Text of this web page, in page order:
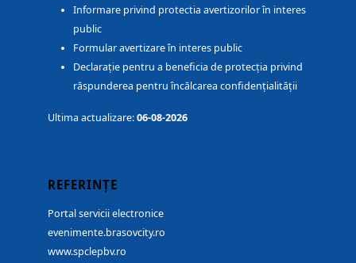
Informare privind protectia avertizorilor în interes
public
Formular avertizare în interes public
Declarație pentru a beneficia de protecția privind
răspunderea pentru încălcarea confidențialității
Ultima actualizare:06-08-2026
REFERINȚE
Portal servicii electronice
evenimente.brasovcity.ro
www.spclepbv.ro